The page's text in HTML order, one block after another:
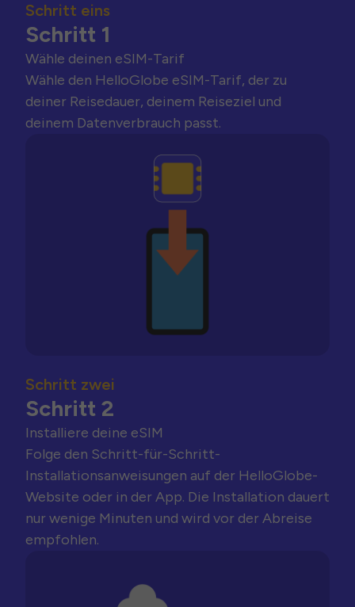
Schritt eins
Schritt 1
Wähle deinen eSIM-Tarif
Wähle den HelloGlobe eSIM-Tarif, der zu
deiner Reisedauer, deinem Reiseziel und
deinem Datenverbrauch passt.
Schritt zwei
Schritt 2
Installiere deine eSIM
Folge den Schritt-für-Schritt-
Installationsanweisungen auf der HelloGlobe-
Website oder in der App. Die Installation dauert
nur wenige Minuten und wird vor der Abreise
empfohlen.